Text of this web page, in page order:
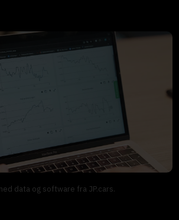
data og software fra JP.cars.